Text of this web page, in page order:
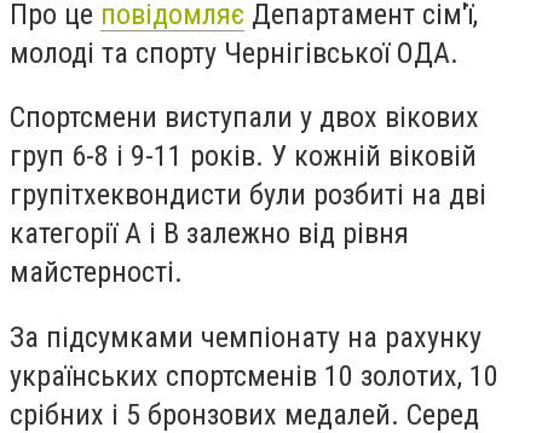
Про це повідомляє Департамент сім'ї,
молоді та спорту Чернігівської ОДА.
Спортсмени виступали у двох вікових
груп 6-8 і 9-11 років. У кожній віковій
групітхеквондисти були розбиті на дві
категорії А і В залежно від рівня
майстерності.
За підсумками чемпіонату на рахунку
українських спортсменів 10 золотих, 10
срібних і 5 бронзових медалей. Серед